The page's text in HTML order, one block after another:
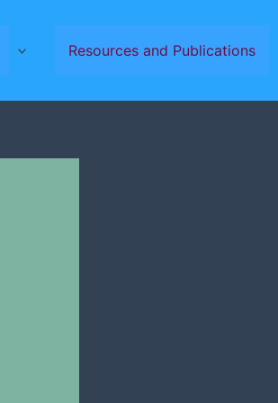
Resources and Publications